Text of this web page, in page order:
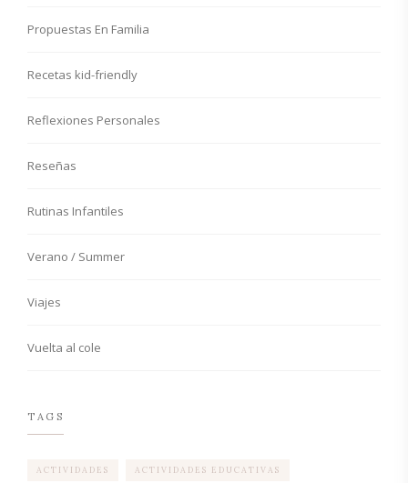
Propuestas En Familia
Recetas kid-friendly
Reflexiones Personales
Reseñas
Rutinas Infantiles
Verano / Summer
Viajes
Vuelta al cole
TAGS
ACTIVIDADES ACTIVIDADES EDUCATIVAS